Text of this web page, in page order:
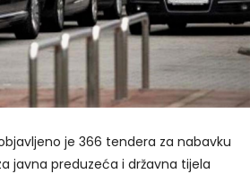
je 366 tendera za nabavku
javna preduzeća i državna tijela